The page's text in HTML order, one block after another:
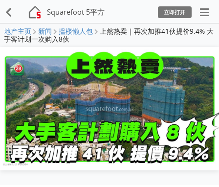
Squarefoot 5平方 立即打开
地产主页 新闻 搵楼懒人包
上然热卖｜再次加推41伙提价9.4% 大
手客计划一次购入8伙